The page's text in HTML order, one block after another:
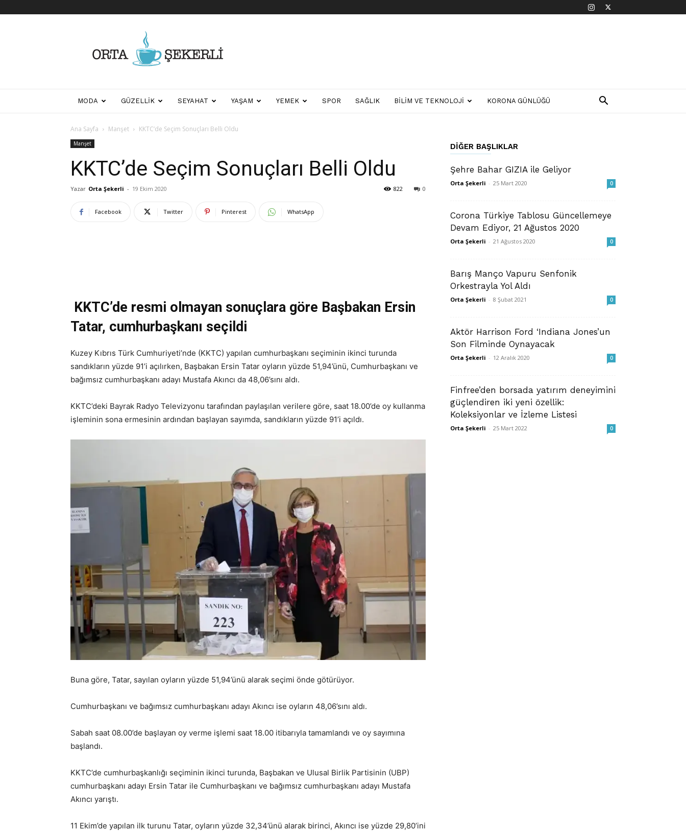
Biraz
Biraz
MODA GÜZELLIK SEYAHAT YAŞAM YEMEK SPOR SAĞLIK BILIM VE TEKNOLOJI KORONA GÜNLÜĞÜ
Ana Sayfa Manşet KKTC’de Seçim Sonuçları Belli Oldu
Manşet
KKTC’de Seçim Sonuçları Belli Oldu
Yazar Orta Şekerli - 19 Ekim 2020 0
822
Facebook Twitter Pinterest WhatsApp
KKTC’de resmi olmayan sonuçlara göre Başbakan Ersin
Tatar, cumhurbaşkanı seçildi
Kuzey Kıbrıs Türk Cumhuriyeti’nde (KKTC) yapılan cumhurbaşkanı seçiminin ikinci turunda
sandıkların yüzde 91’i açılırken, Başbakan Ersin Tatar oyların yüzde 51,94’ünü, Cumhurbaşkanı ve
bağımsız cumhurbaşkanı adayı Mustafa Akıncı da 48,06’sını aldı.
KKTC’deki Bayrak Radyo Televizyonu tarafından paylaşılan verilere göre, saat 18.00’de oy kullanma
işleminin sona ermesinin ardından başlayan sayımda, sandıkların yüzde 91’i açıldı.
Buna göre, Tatar, sayılan oyların yüzde 51,94’ünü alarak seçimi önde götürüyor.
Cumhurbaşkanı ve bağımsız cumhurbaşkanı adayı Akıncı ise oyların 48,06’sını aldı.
Sabah saat 08.00’de başlayan oy verme işlemi saat 18.00 itibarıyla tamamlandı ve oy sayımına
başlandı.
KKTC’de cumhurbaşkanlığı seçiminin ikinci turunda, Başbakan ve Ulusal Birlik Partisinin (UBP)
cumhurbaşkanı adayı Ersin Tatar ile Cumhurbaşkanı ve bağımsız cumhurbaşkanı adayı Mustafa
Akıncı yarıştı.
11 Ekim’de yapılan ilk turunu Tatar, oyların yüzde 32,34’ünü alarak birinci, Akıncı ise yüzde 29,80’ini
DIĞER BAŞLIKLAR
Şehre Bahar GIZIA ile Geliyor
Orta Şekerli - 25 Mart 2020 0
Corona Türkiye Tablosu Güncellemeye
Devam Ediyor, 21 Ağustos 2020
Orta Şekerli - 21 Ağustos 2020 0
Barış Manço Vapuru Senfonik
Orkestrayla Yol Aldı
Orta Şekerli - 8 Şubat 2021 0
Aktör Harrison Ford ‘Indiana Jones’un
Son Filminde Oynayacak
Orta Şekerli - 12 Aralık 2020 0
Finfree’den borsada yatırım deneyimini
güçlendiren iki yeni özellik:
Koleksiyonlar ve İzleme Listesi
Orta Şekerli - 25 Mart 2022 0